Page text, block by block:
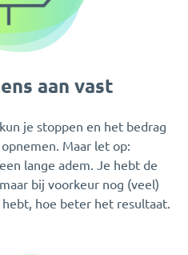
aan vast
je stoppen en het bedrag
Maar let op:
lange adem. Je hebt de
bij voorkeur nog (veel)
hoe beter het resultaat.